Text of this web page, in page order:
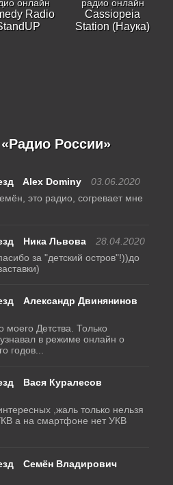
Radio
Cassiopeia
Station (Наука)
России»
Alex Dominy
03.06.2020
это радио, согревает мне
Ника Львова
28.04.2020
за "детский остров"!))до
Александр Двинянинов
Детства. Только
в режиме онлайн о
годов...
Вася Куралесов
,жаль только нельзя
а на смартфоне нет УКВ
Семён Владирович